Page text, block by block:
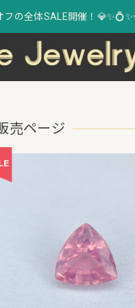
の全体SALE開催！
売ページ